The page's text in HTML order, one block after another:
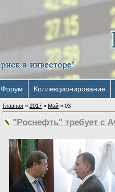
Форум Коллекционирование
Главная » 2017 » Май » 03
"Роснефть" требует с